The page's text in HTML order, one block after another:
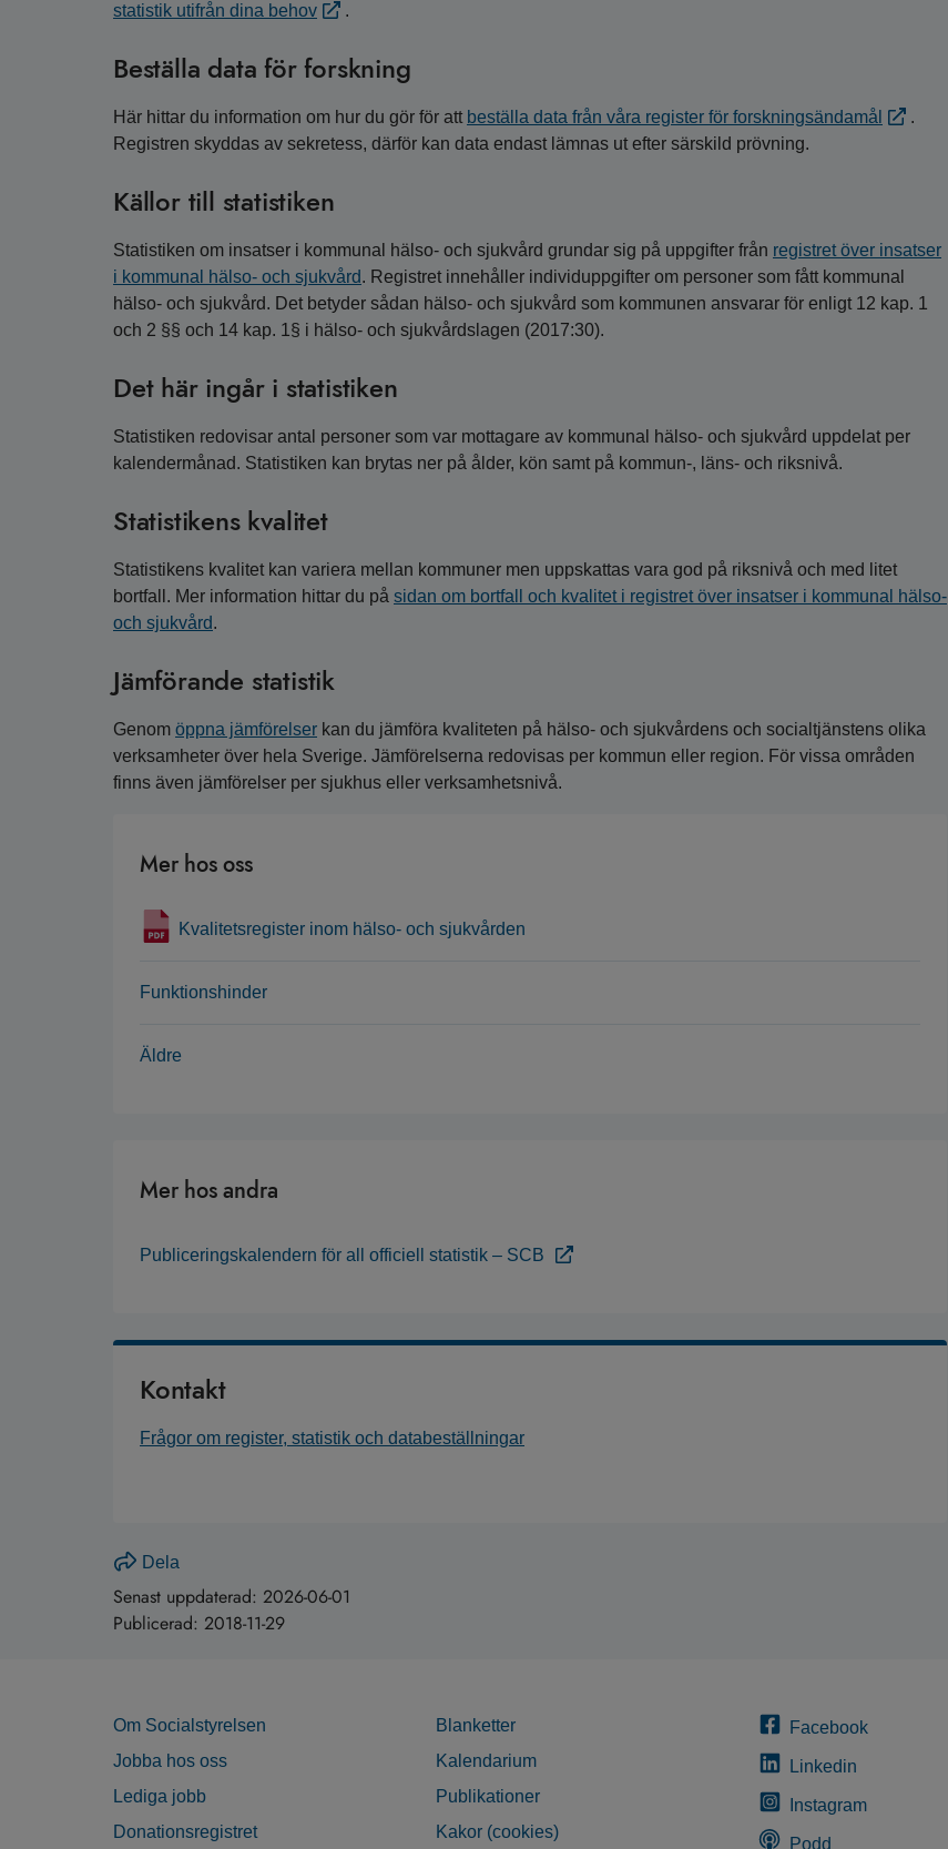
statistik utifrån dina behov
.
Beställa data för forskning
Här hittar du information om hur du gör för att beställa data från våra register för forskningsändamål
.
Registren skyddas av sekretess, därför kan data endast lämnas ut efter särskild prövning.
Källor till statistiken
Statistiken om insatser i kommunal hälso- och sjukvård grundar sig på uppgifter från registret över insatser
i kommunal hälso- och sjukvård. Registret innehåller individuppgifter om personer som fått kommunal
hälso- och sjukvård. Det betyder sådan hälso- och sjukvård som kommunen ansvarar för enligt 12 kap. 1
och 2 §§ och 14 kap. 1§ i hälso- och sjukvårdslagen (2017:30).
Det här ingår i statistiken
Statistiken redovisar antal personer som var mottagare av kommunal hälso- och sjukvård uppdelat per
kalendermånad. Statistiken kan brytas ner på ålder, kön samt på kommun-, läns- och riksnivå.
Statistikens kvalitet
Statistikens kvalitet kan variera mellan kommuner men uppskattas vara god på riksnivå och med litet
bortfall. Mer information hittar du på sidan om bortfall och kvalitet i registret över insatser i kommunal hälso-
och sjukvård.
Jämförande statistik
Genom öppna jämförelser kan du jämföra kvaliteten på hälso- och sjukvårdens och socialtjänstens olika
verksamheter över hela Sverige. Jämförelserna redovisas per kommun eller region. För vissa områden
finns även jämförelser per sjukhus eller verksamhetsnivå.
Mer hos oss
Kvalitetsregister inom hälso- och sjukvården
Funktionshinder
Äldre
Mer hos andra
Publiceringskalendern för all officiell statistik – SCB
Kontakt
Frågor om register, statistik och databeställningar
Dela
Senast uppdaterad: 2026-06-01
Publicerad: 2018-11-29
Om Socialstyrelsen
Jobba hos oss
Lediga jobb
Donationsregistret
Blanketter
Kalendarium
Publikationer
Kakor (cookies)
Facebook
Linkedin
Instagram
Podd